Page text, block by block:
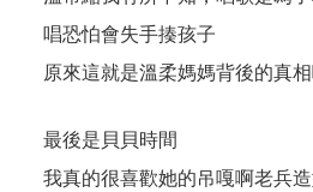
唱恐怕會失手揍孩子
原來這就是溫柔媽媽背後的真
最後是貝貝時間
我真的很喜歡她的吊嘎啊老兵